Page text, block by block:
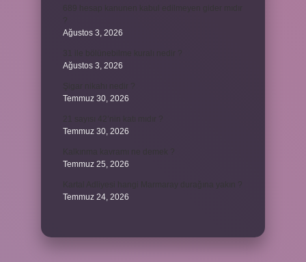
Ağustos 3, 2026
Ağustos 3, 2026
Temmuz 30, 2026
Temmuz 30, 2026
Temmuz 25, 2026
Temmuz 24, 2026